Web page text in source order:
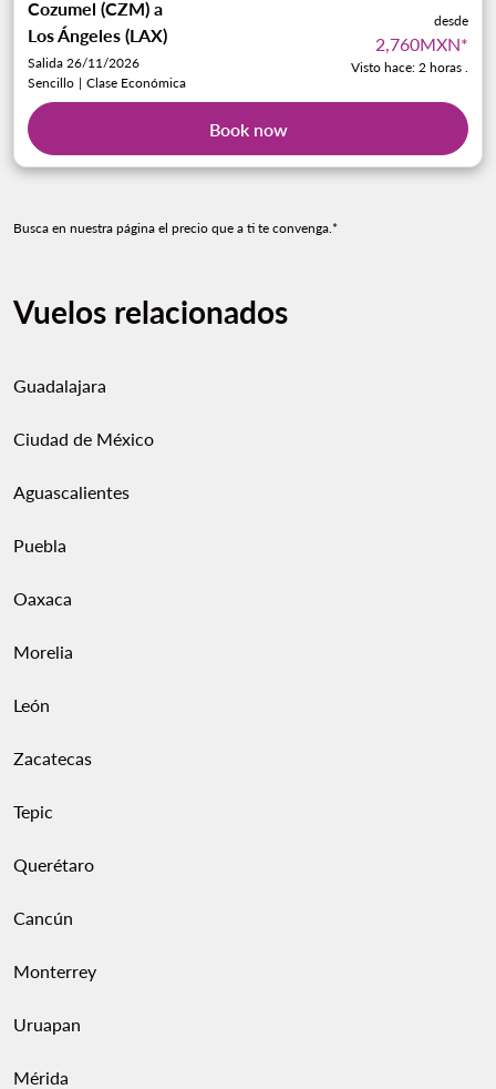
Cozumel (CZM) a
Los Ángeles (LAX)
Salida 26/11/2026
Sencillo | Clase Económica
desde
2,760MXN*
Visto hace: 2 horas .
Book now
Busca en nuestra página el precio que a ti te convenga.*
Vuelos relacionados
Guadalajara
Ciudad de México
Aguascalientes
Puebla
Oaxaca
Morelia
León
Zacatecas
Tepic
Querétaro
Cancún
Monterrey
Uruapan
Mérida